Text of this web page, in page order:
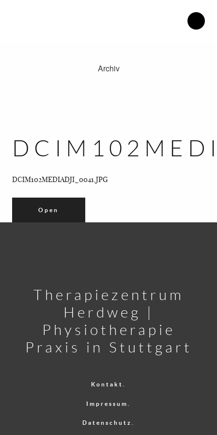
Therapiezentrum Herdweg.
Kontakt.
Archiv
DCIM102MEDIADJI_0041.JPG
Open
Therapiezentrum
Herdweg |
Physiotherapie
Praxis in Stuttgart
Kontakt.
Impressum.
Datenschutz.